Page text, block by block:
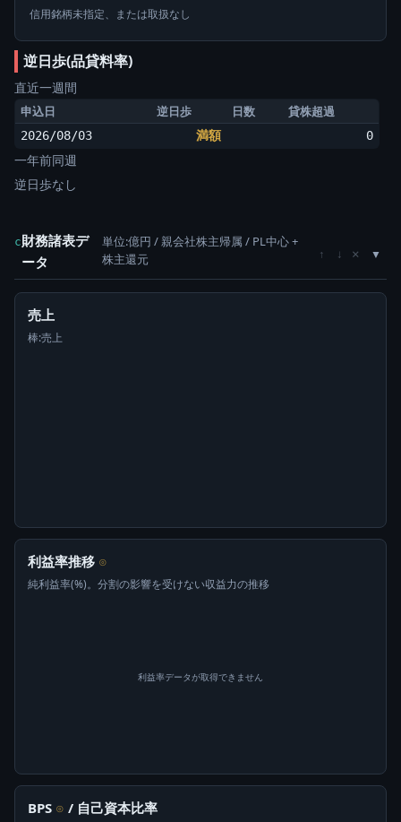
信用銘柄未指定、または取扱なし
逆日歩(品貸料率)
直近一週間
申込日 逆日歩 日数 貸株超過
2026/08/03 満額 0
一年前同週
逆日歩なし
c財務諸表デ
ータ
単位:億円 / 親会社株主帰属 / PL中心 +
株主還元
↑ ↓ ×
売上
棒:売上
利益率推移 ⊙
純利益率(%)。分割の影響を受けない収益力の推移
利益率データが取得できません
BPS ⊙ / 自己資本比率